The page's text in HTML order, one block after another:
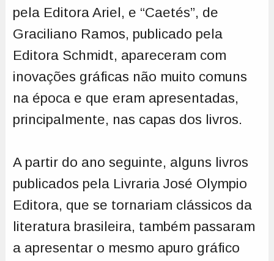
pela Editora Ariel, e “Caetés”, de
Graciliano Ramos, publicado pela
Editora Schmidt, apareceram com
inovações gráficas não muito comuns
na época e que eram apresentadas,
principalmente, nas capas dos livros.
A partir do ano seguinte, alguns livros
publicados pela Livraria José Olympio
Editora, que se tornariam clássicos da
literatura brasileira, também passaram
a apresentar o mesmo apuro gráfico